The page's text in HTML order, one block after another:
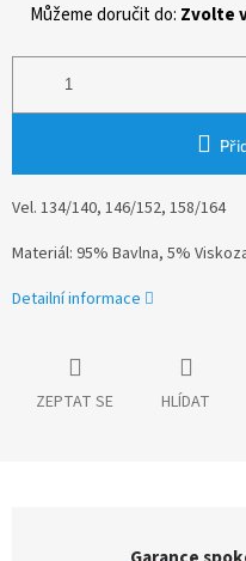
Můžeme doručit do: Zvolte
Vel. 134/140, 146/152, 158/164
Materiál: 95% Bavlna, 5%
Detailní informace
ZEPTAT SE HLÍDAT